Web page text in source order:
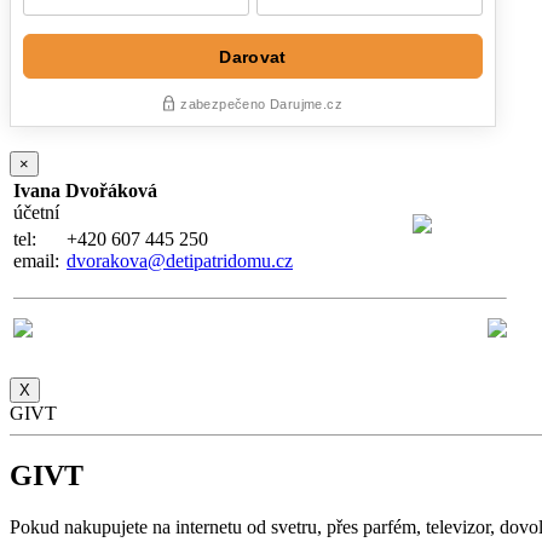
×
Ivana Dvořáková
účetní
tel:
email:
+420 607 445 250
dvorakova@detipatridomu.cz
X
GIVT
GIVT
Pokud nakupujete na internetu od svetru, přes parfém, televizor,